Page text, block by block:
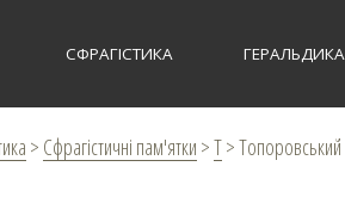
СФРАГІСТИКА ГЕРАЛЬДИКА
> Сфрагістичні пам'ятки >Т>